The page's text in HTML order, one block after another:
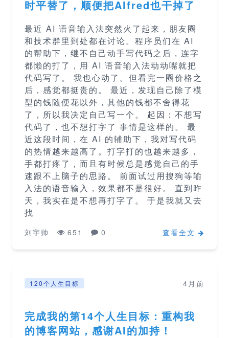
时平替了，顺便把Alfred也干掉了
最近 AI 语音输入法突然火了起来，朋友圈
和技术群里到处都在讨论。程序员们在 AI
的帮助下，继不自己动手写代码之后，连字
都懒的打了，用 AI 语音输入法动动嘴就把
代码写了。 我也心动了。但看完一圈价格之
后，感觉都挺贵的。 最近，发现自己除了模
型的钱随便花以外，其他的钱都不舍得花
了，所以我决定自己写一个。 起因：不想写
代码了，也不想打字了 事情是这样的。 最
近这段时间，在 AI 的辅助下，我对写代码
的热情越来越高了。打字打的也越来越多，
手都打疼了，而且有时候总是感觉自己的手
速跟不上脑子的思路。 前面试过用搜狗等输
入法的语音输入，效果都不是很好。 直到昨
天，我实在是不想再打字了。 于是我就又去
找
刘宇帅 651 0 查看全文
120个人生目标 4月前
完成我的第14个人生目标：重构我
的博客网站，感谢AI的加持！